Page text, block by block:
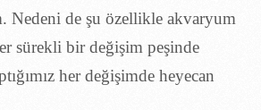
Nedeni de şu özellikle akvaryum
sürekli bir değişim peşinde
her değişimde heyecan